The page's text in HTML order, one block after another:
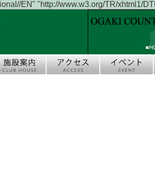
EN" "http://www.w3.org/TR/xhtml1/